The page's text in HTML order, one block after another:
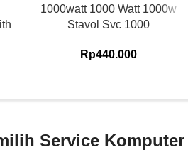
1000watt 1000 Watt 1000w
Stavol Svc 1000
Rp440.000
Service Komputer